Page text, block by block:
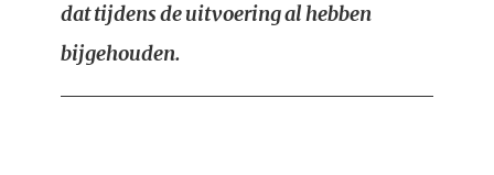
dat tijdens de uitvoering al hebben
bijgehouden.